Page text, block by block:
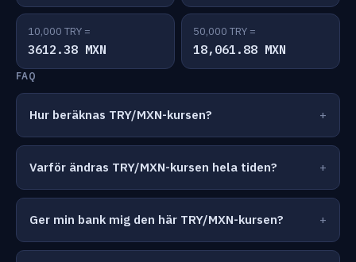
10,000 TRY =
3612.38 MXN
50,000 TRY =
18,061.88 MXN
FAQ
Hur beräknas TRY/MXN-kursen?
Varför ändras TRY/MXN-kursen hela tiden?
Ger min bank mig den här TRY/MXN-kursen?